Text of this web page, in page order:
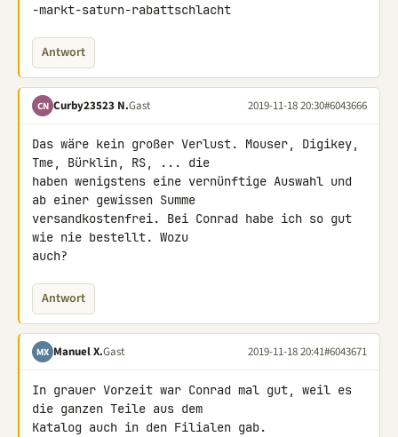
-markt-saturn-rabattschlacht
Antwort
CN Curby23523 N.Gast 2019-11-18 20:30#6043666
Das wäre kein großer Verlust. Mouser, Digikey,
Tme, Bürklin, RS, ... die
haben wenigstens eine vernünftige Auswahl und
ab einer gewissen Summe
versandkostenfrei. Bei Conrad habe ich so gut
wie nie bestellt. Wozu
auch?
Antwort
MX Manuel X.Gast 2019-11-18 20:41#6043671
In grauer Vorzeit war Conrad mal gut, weil es
die ganzen Teile aus dem
Katalog auch in den Filialen gab.